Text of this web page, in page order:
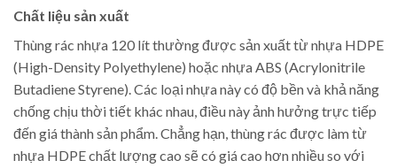
Chất liệu sản xuất
Thùng rác nhựa 120 lít thường được sản xuất từ nhựa HDPE
(High-Density Polyethylene) hoặc nhựa ABS (Acrylonitrile
Butadiene Styrene). Các loại nhựa này có độ bền và khả năng
chống chịu thời tiết khác nhau, điều này ảnh hưởng trực tiếp
đến giá thành sản phẩm. Chẳng hạn, thùng rác được làm từ
nhựa HDPE chất lượng cao sẽ có giá cao hơn nhiều so với